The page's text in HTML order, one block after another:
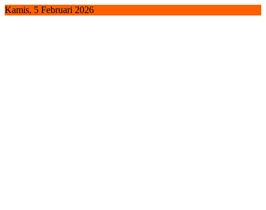
Kamis, 5 Februari 2026